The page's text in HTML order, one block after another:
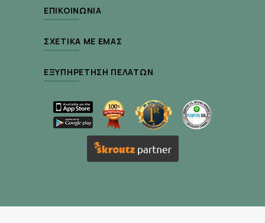
ΕΠΙΚΟΙΝΩΝΊΑ
ΣΧΕΤΙΚΆ ΜΕ ΕΜΆΣ
ΕΞΥΠΗΡΈΤΗΣΗ ΠΕΛΑΤΏΝ